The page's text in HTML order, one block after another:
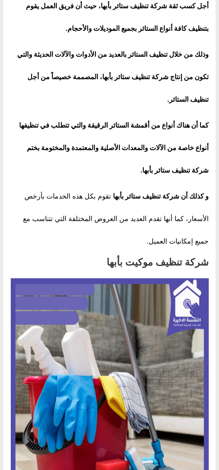
أجل كسب ثقة شركة تنظيف ستائر بأبها، حيث أن فريق العمل يقوم
بتنظيف كافة أنواع الستائر بجميع الموديلات والأحجام.
وذلك من خلال تنظيف الستائر بالعديد من الأدوات والآلات الحديثة والتي
تكون من إنتاج شركة تنظيف ستائر بأبها، المصممة خصيصاً من أجل
تنظيف الستائر .
كما أن هناك أنواع من أقمشة الستائر الرقيقة والتي تتطلب في تنظيفها
أنواع خاصة من الآلات والمعدات الأصلية والمعتمدة والمختومة بختم
شركة تنظيف ستائر بأبها.
و كذلك أنشركة تنظيف ستائر بأبها تقوم بكل هذه الخدمات بأرخص
الأسعار، كما أنها تقدم العديد من العروض المختلفة التي تتناسب مع
جميع إمكانيات العميل.
شركة تنظيف موكيت بأبها